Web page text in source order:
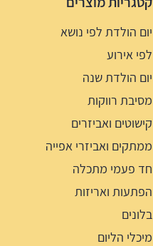
יום הולדת לפי נושא
לפי אירוע
יום הולדת שנה
מסיבת רווקות
קישוטים ואביזרים
ממתקים ואביזרי אפייה
חד פעמי מתכלה
הפתעות ואריזות
בלונים
מיכלי הליום